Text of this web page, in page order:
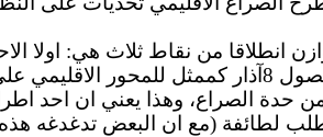
انطلاقا من نقاط ثلاث هي: اولا
مجموعة 8 آذار بقوة السلاح، وثانيا عدم الاحتكام مجددا الى السلاح طالما ان
حدة الصراع، وهذا يعني ان احد
الى الثلث المعطل ليس كمطلب لطائفة (مع ان